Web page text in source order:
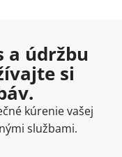
a údržbu
si
kúrenie vašej
službami.